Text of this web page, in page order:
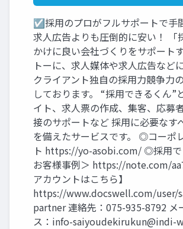
☑採用のプロがフルサポートで
求人広告よりも圧倒的に安い！ 「
かけに良い会社づくりをサポート
トーに、求人媒体や求人広告など
クライアント独自の採用力競争力
しております。 “採用できるくん”
イト、求人票の作成、集客、応募
接のサポートなど 採用に必要なす
を備えたサービスです。 ◎コーポ
ト https://yo-asobi.com/ ◎採用で
お客様事例＞ https://note.com/
アカウントはこちら】
https://www.docswell.com/user/
partner 連絡先：075-935-8792 メ
ス： info-saiyoudekirukun@indi-